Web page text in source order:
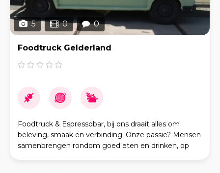
5 0 0
Foodtruck Gelderland
Foodtruck & Espressobar, bij ons draait alles om
beleving, smaak en verbinding. Onze passie? Mensen
samenbrengen rondom goed eten en drinken, op